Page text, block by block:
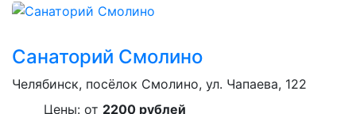
Санаторий Смолино
Челябинск, посёлок Смолино, ул. Чапаева, 122
Цены: от 2200 рублей